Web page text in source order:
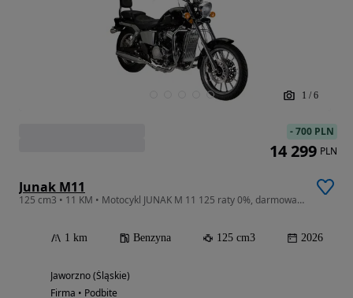
1 / 6
Junak M11
125 cm3 • 11 KM • Motocykl JUNAK M 11 125 raty 0%, darmowa dostawa
1 km Benzyna 125 cm3 2026
Jaworzno (Śląskie)
Firma • Podbite
-700 PLN
14 299 PLN